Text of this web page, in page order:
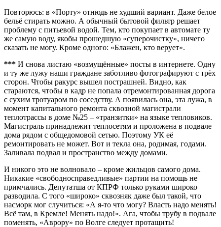
Повторюсь: в «Порту» отнюдь не худший вариант. Даже белое
бельё стирать можно. А обычный бытовой фильтр решает
проблему с питьевой водой. Тем, кто покупает в автомате ту
же самую воду, якобы прошедшую «суперочистку», ничего
сказать не могу. Кроме одного: «Блажен, кто верует».
*** И снова листаю «возмущённые» посты в интернете. Одну
и ту же лужу наши граждане заботливо фотографируют с трёх
сторон. Чтобы ракурс вышел пострашней. Видно, как
стараются, чтобы в кадр не попала отремонтированная дорога
с сухим тротуаром по соседству. А появилась она, эта лужа, в
момент капитального ремонта сквозной магистрали
теплотрассы в доме №25 – «транзитки» на языке тепловиков.
Магистраль принадлежит теплосетям и проложена в подвале
дома рядом с общедомовой сетью. Поэтому УК её
ремонтировать не может. Вот и текла она, родимая, годами.
Заливала подвал и пространство между домами.
И никого это не волновало – кроме жильцов самого дома.
Никакие «свободносправедливые» партии на помощь не
примчались. Депутатша от КПРФ только руками широко
разводила. С того «широко» сквозняк даже был такой, что
насморк мог случиться: «А я-то что могу? Власть надо менять!
Всё там, в Кремле! Менять надо!». Ага, чтобы трубу в подвале
поменять, «Аврору» по Волге следует протащить!